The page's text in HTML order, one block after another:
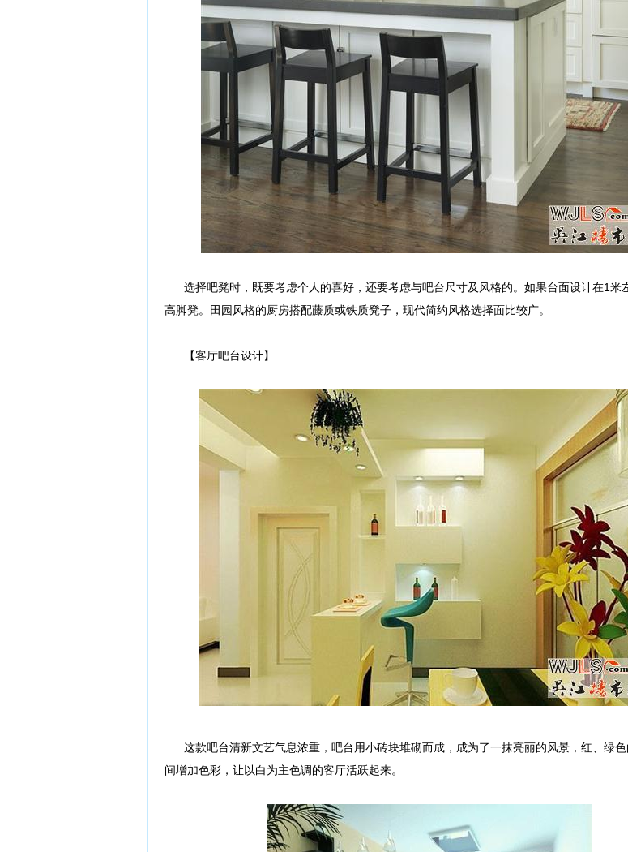
选择吧凳时，既要考虑个人的喜好，还要考虑与吧台尺寸及风格的。如果台面设计在1米
高脚凳。田园风格的厨房搭配藤质或铁质凳子，现代简约风格选择面比较广。
【客厅吧台设计】
这款吧台清新文艺气息浓重，吧台用小砖块堆砌而成，成为了一抹亮丽的风景，红、绿
间增加色彩，让以白为主色调的客厅活跃起来。